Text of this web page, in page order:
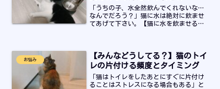
「うちの子、水全然飲んでくれないな…
なんでだろう？」猫に水は絶対に飲ませ
てあげて下さい。【猫に水を飲ませる】
病気などを調べている内に...
お悩み
【みんなどうしてる？】猫のトイ
レの片付ける頻度とタイミング
「猫はトイレをしたあとにすぐに片付け
ることはストレスになる場合もある」と